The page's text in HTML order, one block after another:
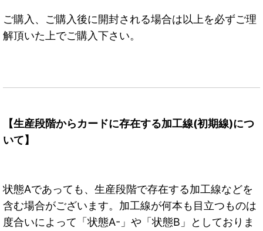
ご購入、ご購入後に開封される場合は以上を必ずご理
解頂いた上でご購入下さい。
【生産段階からカードに存在する加工線(初期線)につ
いて】
状態Aであっても、生産段階で存在する加工線などを
含む場合がございます。加工線が何本も目立つものは
度合いによって「状態A-」や「状態B」としておりま